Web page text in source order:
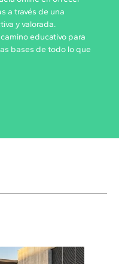
a través de una
y valorada.
educativo para
bases de todo lo que